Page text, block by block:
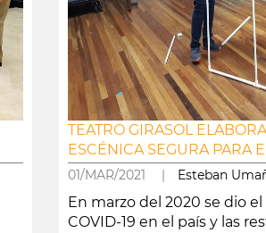
TEATRO GIRASOL
ESCÉNICA SEGURA PARA
01/MAR/2021 | Esteban
En marzo del 2020 se dio
COVID-19 en el país y las